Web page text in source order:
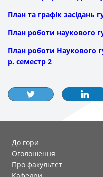
План та графік засідань
План роботи наукового
План роботи Наукового
р. семестр 2
До гори
Оголошення
Про факультет